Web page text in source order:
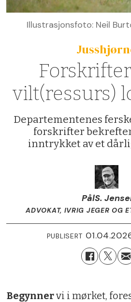
Illustrasjonsfoto: Neil
vilt(ressurs)
Departementenes
forskrifter
inntrykket av et
PålS.
ADVOKAT, IVRIG JEGER OG
PUBLISERT
Begynnervi i mørket,